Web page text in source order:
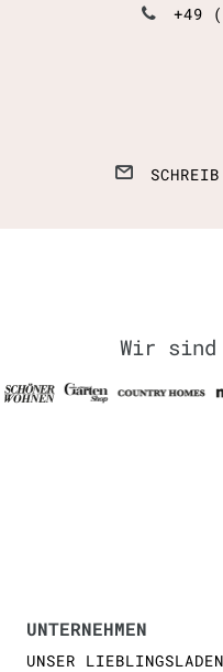
+49
Wir sind
UNTERNEHMEN
UNSER LIEBLINGSLADEN